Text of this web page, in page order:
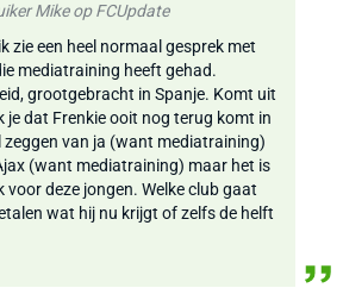
Mike op FCUpdate
zie een heel normaal gesprek met
mediatraining heeft gehad.
grootgebracht in Spanje. Komt uit
je dat Frenkie ooit nog terug komt in
zeggen van ja (want mediatraining)
(want mediatraining) maar het is
voor deze jongen. Welke club gaat
wat hij nu krijgt of zelfs de helft